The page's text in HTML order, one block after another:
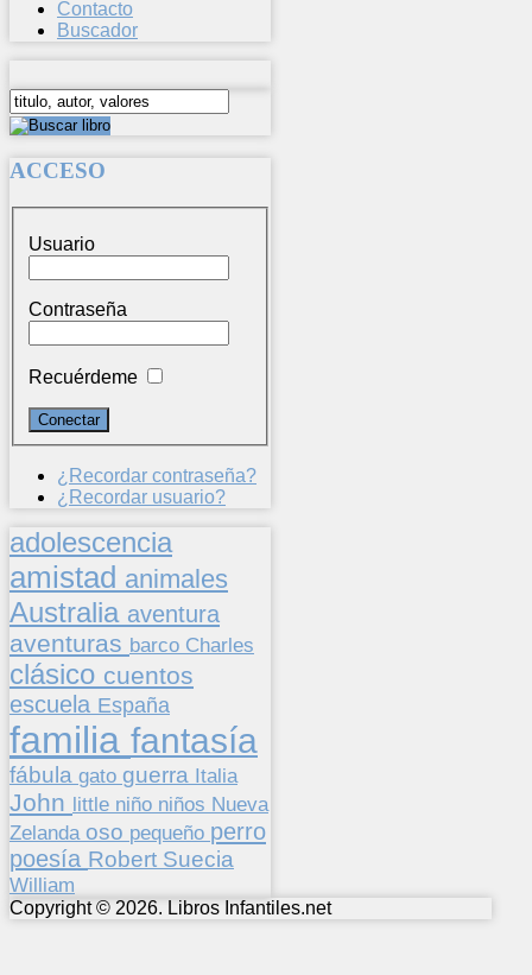
Contacto
Buscador
ACCESO
Usuario
Contraseña
Recuérdeme
¿Recordar contraseña?
¿Recordar usuario?
adolescencia
amistad animales
Australia aventura
aventuras barco Charles
clásico cuentos
escuela España
familia fantasía
fábula gato guerra Italia
John little niño niños Nueva
Zelanda oso pequeño perro
poesía Robert Suecia
William
Copyright © 2026. Libros Infantiles.net